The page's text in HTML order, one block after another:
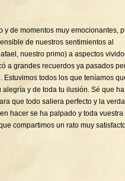
y de momentos muy emocionantes,
de nuestros sentimientos al
nuestro primo) a aspectos
a grandes recuerdos ya pasados
Estuvimos todos los que teníamos
alegría y de toda tu ilusión. Sé que ha
que todo saliera perfecto y la
hacer se ha palpado y toda vuestra
compartimos un rato muy